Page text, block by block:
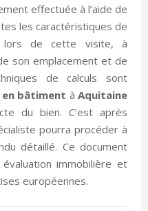
effectuée à l’aide de
les caractéristiques de
lors de cette visite, à
son emplacement et de
de calculs sont
bâtiment àAquitaine
du bien. C’est après
pourra procéder à
détaillé. Ce document
immobilière et
européennes.